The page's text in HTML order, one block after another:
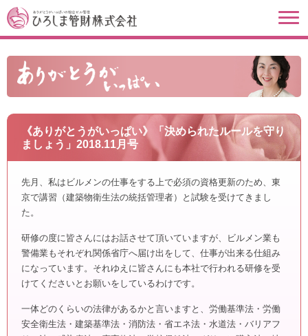
《ありがとうがいっぱい》「決められたルールを守り
ましょう」2018.11月号
先月、私はビルメンの仕事をする上で必須の資格更新のため、東
京で講習（建築物衛生法の統括管理者）と試験を受けてきまし
た。
研修の度に皆さんにはお話させて頂いていますが、ビルメン業も
警備業もそれぞれ関係省庁へ届け出をして、仕事が出来る仕組み
になっています。それゆえに皆さんにも本社で行われる研修を受
けてくださいとお願いをしているわけです。
一体どのくらいの法律があるかと言いますと、労働基準法・労働
安全衛生法・建築基準法・消防法・省エネ法・水道法・バリアフ